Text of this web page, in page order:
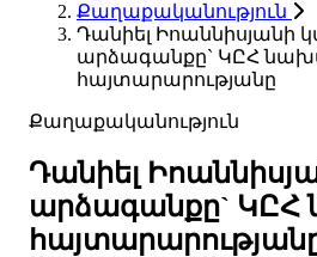
Քաղաքականություն
Դանիել Իոաննիսյանի
արձագանքը` ԿԸՀ
հայտարարությանը
Քաղաքականություն
Դանիել
արձագանքը`